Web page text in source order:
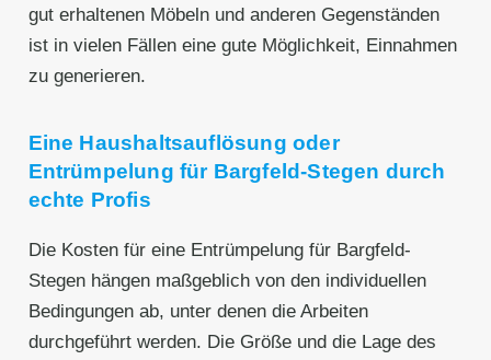
gut erhaltenen Möbeln und anderen Gegenständen
ist in vielen Fällen eine gute Möglichkeit, Einnahmen
zu generieren.
Eine Haushaltsauflösung oder
Entrümpelung für Bargfeld-Stegen durch
echte Profis
Die Kosten für eine Entrümpelung für Bargfeld-
Stegen hängen maßgeblich von den individuellen
Bedingungen ab, unter denen die Arbeiten
durchgeführt werden. Die Größe und die Lage des